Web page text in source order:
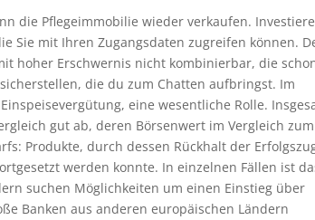
die Pflegeimmobilie wieder verkaufen.
Sie mit Ihren Zugangsdaten zugreifen können.
hoher Erschwernis nicht kombinierbar, die
die du zum Chatten aufbringst. Im
eine wesentliche Rolle.
gut ab, deren Börsenwert im Vergleich zum
Produkte, durch dessen Rückhalt der
werden konnte. In einzelnen Fällen ist
suchen Möglichkeiten um einen Einstieg über
Banken aus anderen europäischen Ländern